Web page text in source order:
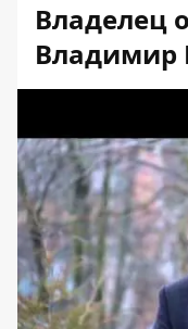
Владелец
Владимир